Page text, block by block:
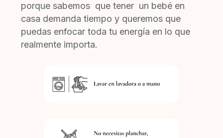
porque sabemos que tener un bebé en
casa demanda tiempo y queremos que
puedas enfocar toda tu energía en lo que
realmente importa.